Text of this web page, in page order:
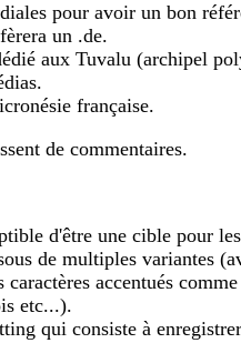
pour avoir un bon
un .de.
aux Tuvalu (archipel
française.
de commentaires.
d'être une cible pour
de multiples variantes
accentués
etc...).
qui consiste à